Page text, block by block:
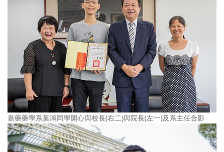
嘉藥藥學系葉鴻同學開心與校長(右二)與院長(左一)及系主任合影